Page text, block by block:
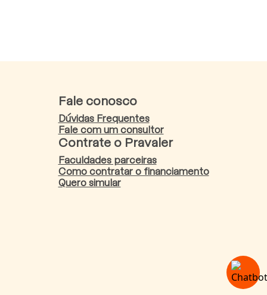
Fale conosco
Dúvidas Frequentes
Fale com um consultor
Contrate o Pravaler
Faculdades parceiras
Como contratar o financiamento
Quero simular